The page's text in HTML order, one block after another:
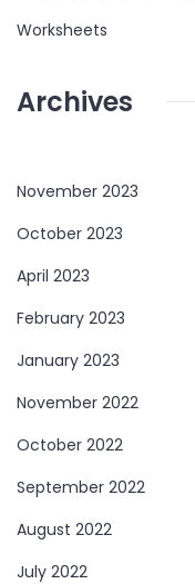
Worksheets
Archives
November 2023
October 2023
April 2023
February 2023
January 2023
November 2022
October 2022
September 2022
August 2022
July 2022